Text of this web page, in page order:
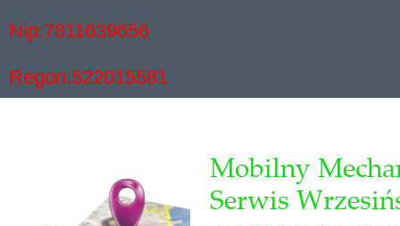
Mobilny
Serwis
Nip:7811639656
Regon:522015581